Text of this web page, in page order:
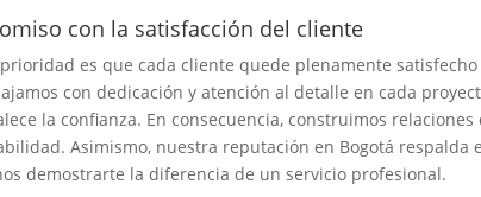
con la satisfacción del cliente
es que cada cliente quede plenamente
con dedicación y atención al detalle en cada
la confianza. En consecuencia, construimos
Asimismo, nuestra reputación en Bogotá
demostrarte la diferencia de un servicio profesional.